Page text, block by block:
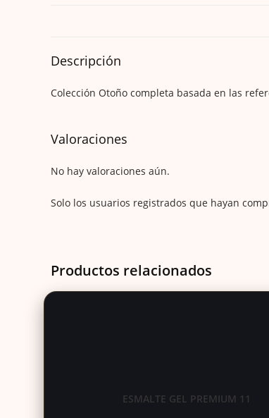
Descripción
Colección Otoño completa basada en las
Valoraciones
No hay valoraciones aún.
Solo los usuarios registrados que hayan
Productos relacionados
ESMALTE GEL PREMIUM 11